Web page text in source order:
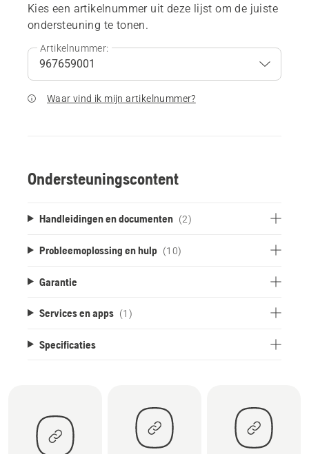
Kies een artikelnummer uit deze lijst om de juiste
ondersteuning te tonen.
Artikelnummer:
Waar vind ik mijn artikelnummer?
Ondersteuningscontent
Handleidingen en documenten (2)
Probleemoplossing en hulp (10)
Garantie
Services en apps (1)
Specificaties